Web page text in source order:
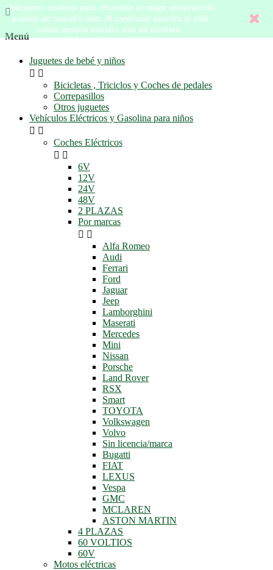
Utilizamos cookies para ofrecerle la mejor experiencia
posible en nuestro sitio. Al continuar usando el sitio
usted acepta nuestro uso de cookies.

Menú
Juguetes de bebé y niños
 
Bicicletas , Triciclos y Coches de pedales
Correpasillos
Otros juguetes
Vehículos Eléctricos y Gasolina para niños
 
Coches Eléctricos
 
6V
12V
24V
48V
2 PLAZAS
Por marcas
 
Alfa Romeo
Audi
Ferrari
Ford
Jaguar
Jeep
Lamborghini
Maserati
Mercedes
Mini
Nissan
Porsche
Land Rover
RSX
Smart
TOYOTA
Volkswagen
Volvo
Sin licencia/marca
Bugatti
FIAT
LEXUS
Vespa
GMC
MCLAREN
ASTON MARTIN
4 PLAZAS
60 VOLTIOS
60V
Motos eléctricas